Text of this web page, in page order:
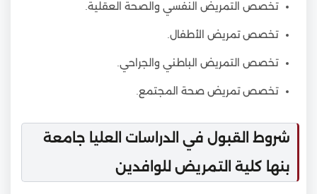
تخصص التمريض النفسي والصحة العقلية.
تخصص تمريض الأطفال.
تخصص التمريض الباطني والجراحي.
تخصص تمريض صحة المجتمع.
شروط القبول في الدراسات العليا جامعة
بنها كلية التمريض للوافدين